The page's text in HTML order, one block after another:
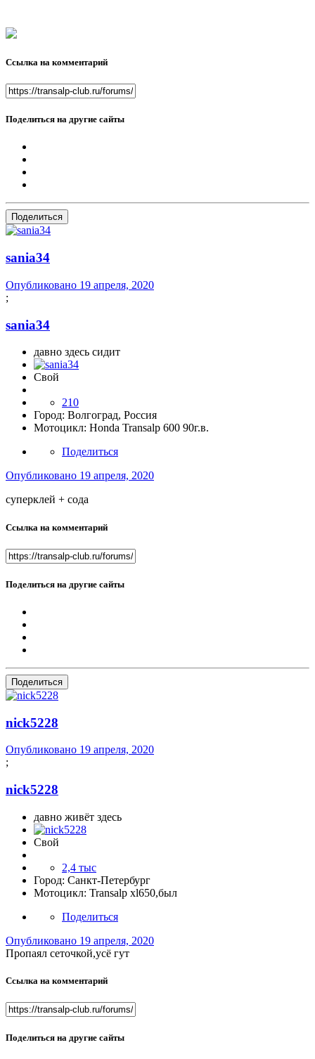
Ссылка на комментарий
Поделиться на другие сайты
Поделиться
sania34
Опубликовано 19 апреля, 2020
;
sania34
давно здесь сидит
Свой
210
Город: Волгоград, Россия
Мотоцикл: Honda Transalp 600 90г.в.
Поделиться
Опубликовано 19 апреля, 2020
суперклей + сода
Ссылка на комментарий
Поделиться на другие сайты
Поделиться
nick5228
Опубликовано 19 апреля, 2020
;
nick5228
давно живёт здесь
Свой
2,4 тыс
Город: Санкт-Петербург
Мотоцикл: Transalp xl650,был
Поделиться
Опубликовано 19 апреля, 2020
Пропаял сеточкой,усё гут
Ссылка на комментарий
Поделиться на другие сайты